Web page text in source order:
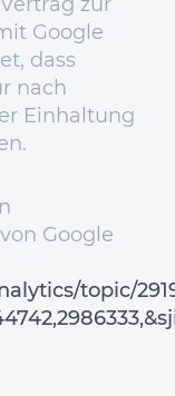
Google
dass
nach
Einhaltung
Google
topic/